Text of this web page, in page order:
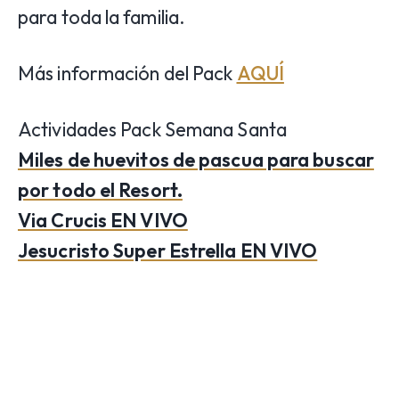
para toda la familia.
Más información del Pack AQUÍ
Actividades Pack Semana Santa
Miles de huevitos de pascua para buscar
por todo el Resort.
Via Crucis EN VIVO
Jesucristo Super Estrella EN VIVO